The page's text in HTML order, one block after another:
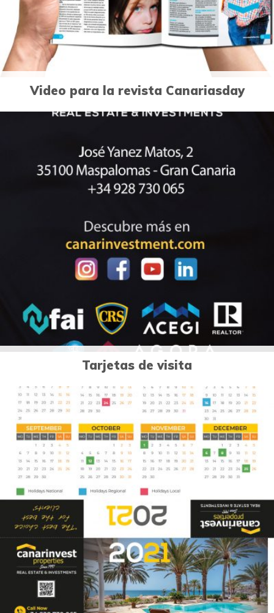
Video para la revista Canariasday
1
Diseño publicitario
Tarjetas de visita
Diseño publicitario